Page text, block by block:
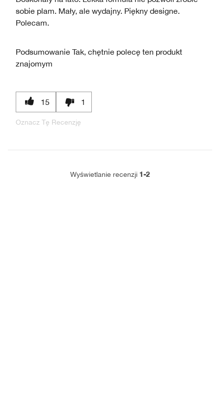
sobie plam. Mały, ale wydajny. Piękny designe.
Polecam.
Podsumowanie Tak, chętnie polecę ten produkt
znajomym
15 1
Oznacz Tę Recenzję
Wyświetlanie recenzji 1-2